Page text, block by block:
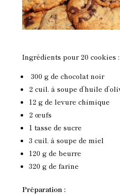
Ingrédients pour 20 cookies :
300 g de chocolat noir
2 cuil. à soupe d’huile
12 g de levure chimique
2 œufs
1 tasse de sucre
3 cuil. à soupe de miel
120 g de beurre
320 g de farine
Préparation :